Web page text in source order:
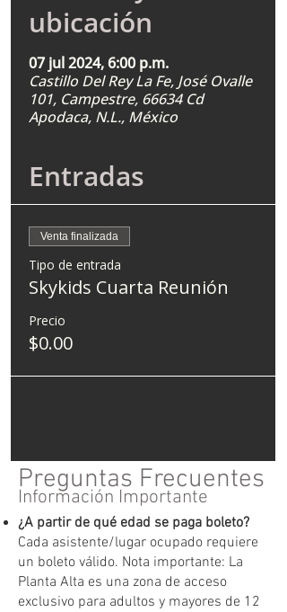
ubicación
07 jul 2024, 6:00 p.m.
Castillo Del Rey La Fe, José Ovalle
101, Campestre, 66634 Cd
Apodaca, N.L., México
Entradas
Venta finalizada
Tipo de entrada
Skykids Cuarta Reunión
Precio
$0.00
Preguntas Frecuentes
Información Importante
¿A partir de qué edad se paga boleto?
Cada asistente/lugar ocupado requiere
un boleto válido. Nota importante: La
Planta Alta es una zona de acceso
exclusivo para adultos y mayores de 12